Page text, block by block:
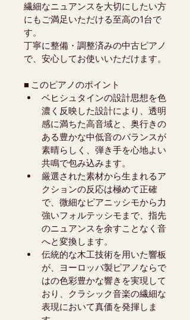
繊細なニュアンスを大切にしたい方
にもご満足いただける至高の1台で
す。
丁寧に整備・調整済みの中古ピアノ
で、安心してお使いいただけます。
■ このピアノのポイント
ベヒシュタインの設計思想を色
濃く反映した設計により、透明
感に満ちた高音域と、奥行きの
ある豊かな中低音のバランスが
素晴らしく、弾き手を心地よい
共鳴で包み込みます。
厳選された素材から生まれるア
クションの反応は極めて正確
で、微細なピアニッシモから力
強いフォルテッシモまで、指先
のニュアンスを余すことなく音
へと変換します。
伝統的な木工技術を用いた響板
が、ヨーロッパ製ピアノならで
はの色彩豊かな響きを実現して
おり、クラシック音楽の繊細な
表現において真価を発揮しま